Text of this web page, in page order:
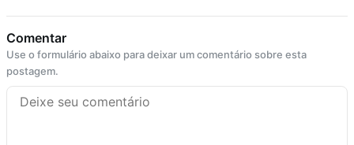
Comentar
Use o formulário abaixo para deixar um comentário sobre esta
postagem.